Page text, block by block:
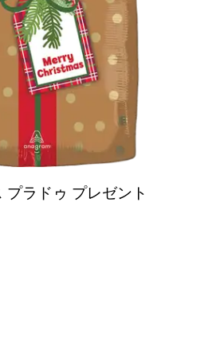
プラドゥ プレゼント